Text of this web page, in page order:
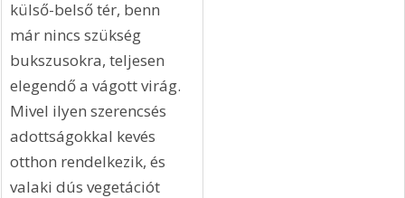
külső-belső tér, benn
már nincs szükség
bukszusokra, teljesen
elegendő a vágott virág.
Mivel ilyen szerencsés
adottságokkal kevés
otthon rendelkezik, és
valaki dús vegetációt